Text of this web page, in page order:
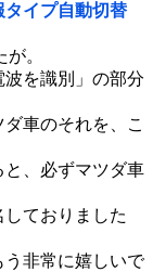
タイプ自動切替
。
を識別」の部分
車のそれを、こ
、必ずマツダ車
ておりました
う非常に嬉しいで